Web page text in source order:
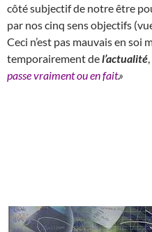
côté subjectif de notre être
par nos cinq sens objectifs
Ceci n’est pas mauvais en soi
temporairement del’actualité
passe vraiment ou en fait.»